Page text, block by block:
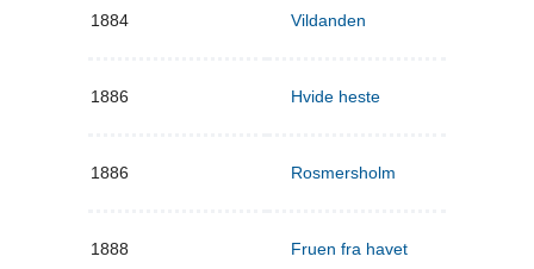
1884 Vildanden
1886 Hvide heste
1886 Rosmersholm
1888 Fruen fra havet